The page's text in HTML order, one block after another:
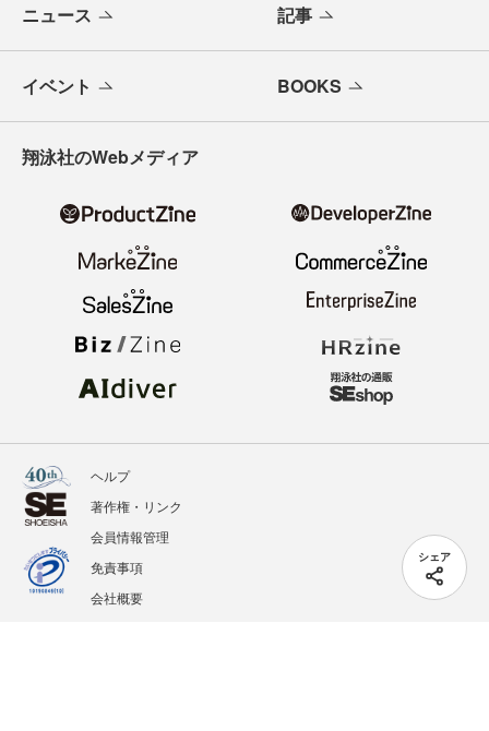
シェア
ニュース 記事
イベント BOOKS
翔泳社のWebメディア
ヘルプ
著作権・リンク
会員情報管理
免責事項
会社概要